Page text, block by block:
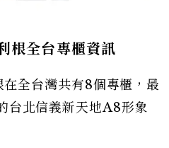
全台專櫃資訊
全台灣共有8個專櫃，最
台北信義新天地A8形象